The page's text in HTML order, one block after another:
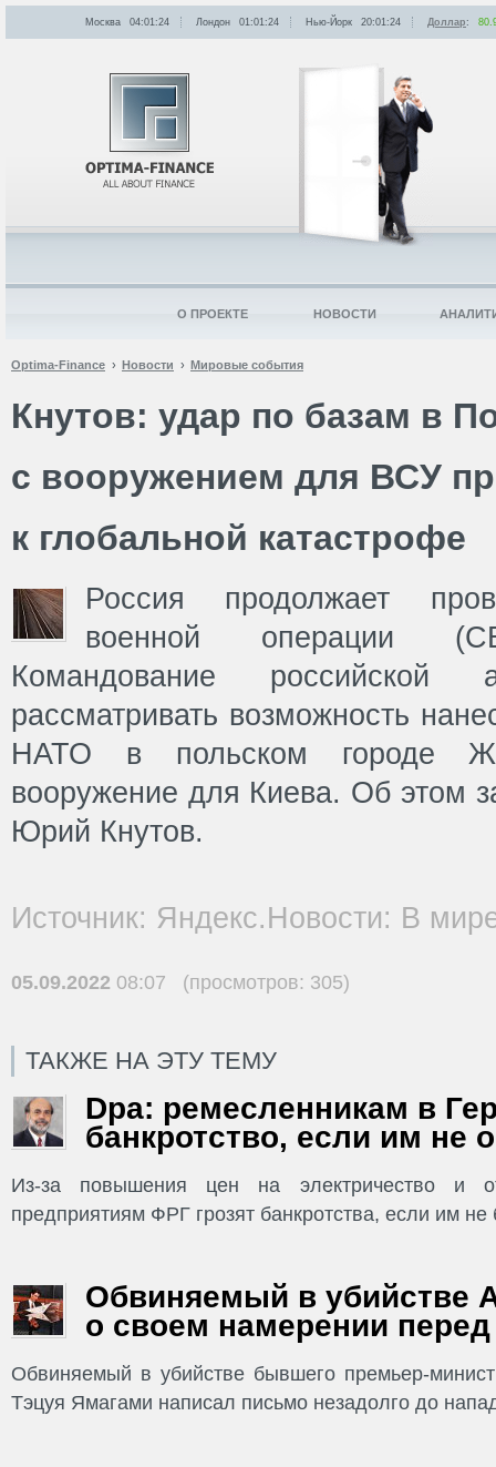
Optima-Finance Новости Мировые события
Кнутов: удар по базам в
с вооружением для ВСУ
к глобальной катастрофе
Россия продолжает
военной операции
Командование
рассматривать возможность
НАТО в польском городе
вооружение для Киева. Об этом
Юрий Кнутов.
Источник: Яндекс.Новости: В
05.09.2022 08:07 (просмотров: 305)
ТАКЖЕ НА ЭТУ ТЕМУ
Dpa: ремесленникам в
банкротство, если им не
Из-за повышения цен на электричество и
предприятиям ФРГ грозят банкротства, если им не
Обвиняемый в убийстве
о своем намерении перед
Обвиняемый в убийстве бывшего премьер-
Тэцуя Ямагами написал письмо незадолго до
Москва 04:01:24 Лондон 01:01:24 Нью-Йорк 20:01:24 Доллар:
О ПРОЕКТЕ НОВОСТИ